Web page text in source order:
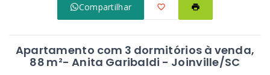
Compartilhar
Apartamento com 3 dormitórios à venda,
88 m²- Anita Garibaldi - Joinville/SC